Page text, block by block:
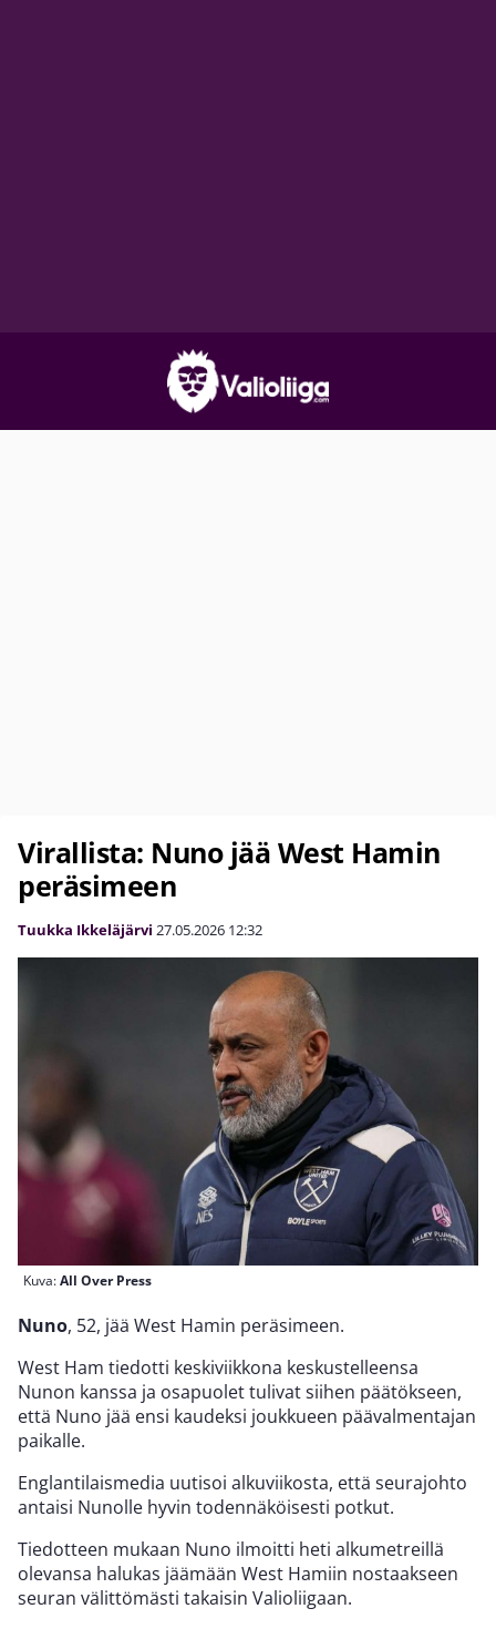
Virallista: Nuno jää West Hamin
peräsimeen
Tuukka Ikkeläjärvi 27.05.2026 12:32
Kuva:All Over Press
Nuno, 52, jää West Hamin peräsimeen.
West Ham tiedotti keskiviikkona keskustelleensa
Nunon kanssa ja osapuolet tulivat siihen päätökseen,
että Nuno jää ensi kaudeksi joukkueen päävalmentajan
paikalle.
Englantilaismedia uutisoi alkuviikosta, että seurajohto
antaisi Nunolle hyvin todennäköisesti potkut.
Tiedotteen mukaan Nuno ilmoitti heti alkumetreillä
olevansa halukas jäämään West Hamiin nostaakseen
seuran välittömästi takaisin Valioliigaan.